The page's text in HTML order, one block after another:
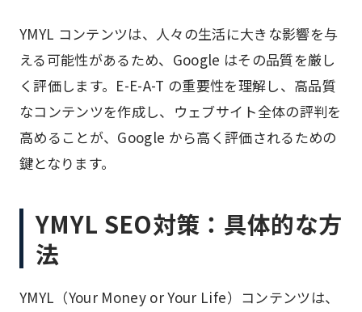
YMYL コンテンツは、人々の生活に大きな影響を与
える可能性があるため、Google はその品質を厳し
く評価します。E-E-A-T の重要性を理解し、高品質
なコンテンツを作成し、ウェブサイト全体の評判を
高めることが、Google から高く評価されるための
鍵となります。
YMYL SEO対策：具体的な方
法
YMYL（Your Money or Your Life）コンテンツは、